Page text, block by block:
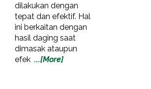
dilakukan dengan
tepat dan efektif. Hal
ini berkaitan dengan
hasil daging saat
dimasak ataupun
efek ...[More]